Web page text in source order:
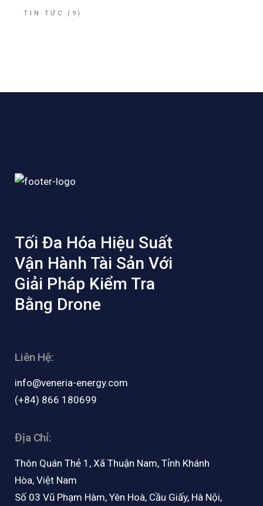
TIN TỨC (9)
Tối Đa Hóa Hiệu Suất
Vận Hành Tài Sản Với
Giải Pháp Kiểm Tra
Bằng Drone
Liên Hệ:
info@veneria-energy.com
(+84) 866 180699
Địa Chỉ:
Thôn Quán Thẻ 1, Xã Thuận Nam, Tỉnh Khánh
Hòa, Việt Nam
Số 03 Vũ Phạm Hàm, Yên Hoà, Cầu Giấy, Hà Nội,